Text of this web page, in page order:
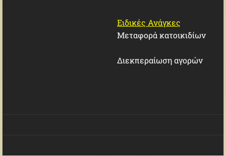
Ειδικές Ανάγκες
Μεταφορά κατοικιδίων
Διεκπεραίωση αγορών